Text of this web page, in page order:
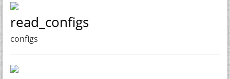
read_configs
configs